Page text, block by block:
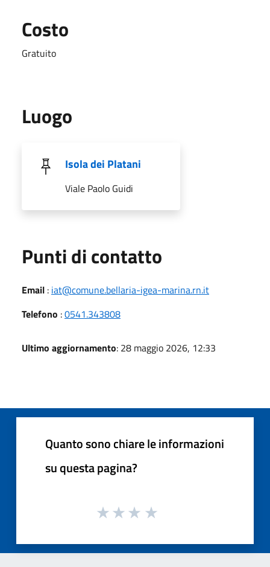
Costo
Gratuito
Luogo
Isola dei Platani
Viale Paolo Guidi
Punti di contatto
Email : iat@comune.bellaria-igea-marina.rn.it
Telefono :0541.343808
Ultimo aggiornamento: 28 maggio 2026, 12:33
Quanto sono chiare le informazioni
su questa pagina?